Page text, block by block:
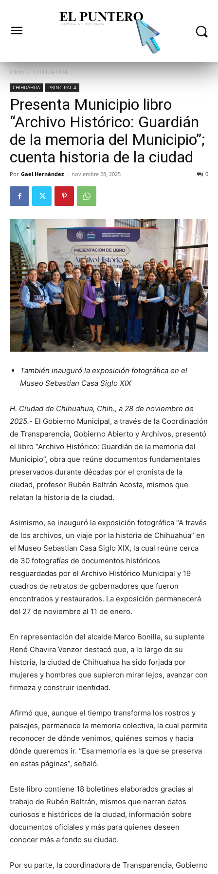
Inicio CHIHUAHUA
CHIHUAHUA PRINCIPAL 4
Presenta Municipio libro
“Archivo Histórico: Guardián
de la memoria del Municipio”;
cuenta historia de la ciudad
Por Gael Hernández - noviembre 28, 2025 0
También inauguró la exposición fotográfica en el
Museo Sebastian Casa Siglo XIX
H. Ciudad de Chihuahua, Chih., a 28 de noviembre de
2025.- El Gobierno Municipal, a través de la Coordinación
de Transparencia, Gobierno Abierto y Archivos, presentó
el libro “Archivo Histórico: Guardián de la memoria del
Municipio”, obra que reúne documentos fundamentales
preservados durante décadas por el cronista de la
ciudad, profesor Rubén Beltrán Acosta, mismos que
relatan la historia de la ciudad.
Asimismo, se inauguró la exposición fotográfica “A través
de los archivos, un viaje por la historia de Chihuahua” en
el Museo Sebastian Casa Siglo XIX, la cual reúne cerca
de 30 fotografías de documentos históricos
resguardadas por el Archivo Histórico Municipal y 19
cuadros de retratos de gobernadores que fueron
encontrados y restaurados. La exposición permanecerá
del 27 de noviembre al 11 de enero.
En representación del alcalde Marco Bonilla, su suplente
René Chavira Venzor destacó que, a lo largo de su
historia, la ciudad de Chihuahua ha sido forjada por
mujeres y hombres que supieron mirar lejos, avanzar con
firmeza y construir identidad.
Afirmó que, aunque el tiempo transforma los rostros y
paisajes, permanece la memoria colectiva, la cual permite
reconocer de dónde venimos, quiénes somos y hacia
dónde queremos ir. “Esa memoria es la que se preserva
en estas páginas”, señaló.
Este libro contiene 18 boletines elaborados gracias al
trabajo de Rubén Beltrán, mismos que narran datos
curiosos e históricos de la ciudad, información sobre
documentos oficiales y más para quienes deseen
conocer más a fondo su ciudad.
Por su parte, la coordinadora de Transparencia, Gobierno